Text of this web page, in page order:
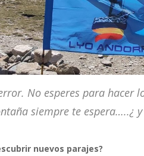
No esperes para
siempre te espera…..¿
nuevos parajes?